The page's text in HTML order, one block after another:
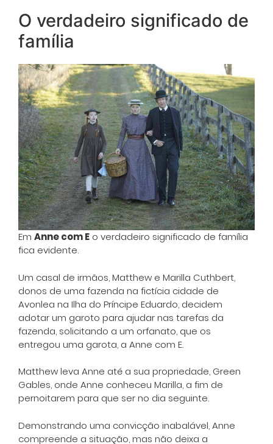
O verdadeiro significado de
família
Em Anne com E o verdadeiro significado de família
fica evidente.
Um casal de irmãos, Matthew e Marilla Cuthbert,
donos de uma fazenda na fictícia cidade de
Avonlea na Ilha do Príncipe Eduardo, decidem
adotar um garoto para ajudar nas tarefas da
fazenda, solicitando a um orfanato, que os
entregou uma garota, a Anne com E.
Matthew leva Anne até a sua propriedade, Green
Gables, onde Anne conheceu Marilla, a fim de
pernoitarem para que ser no dia seguinte.
Demonstrando uma convicção inabalável, Anne
compreende a situação, mas não deixa a